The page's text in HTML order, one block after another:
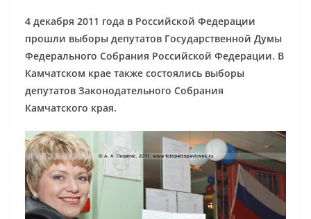
4 декабря 2011 года в Российской Федерации
прошли выборы депутатов Государственной Думы
Федерального Собрания Российской Федерации. В
Камчатском крае также состоялись выборы
депутатов Законодательного Собрания
Камчатского края.